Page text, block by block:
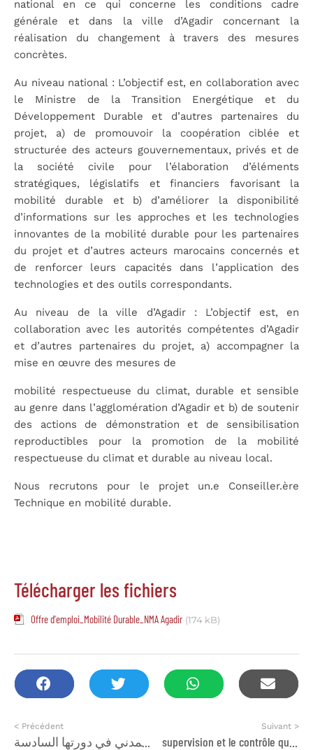
national en ce qui concerne les conditions cadre
générale et dans la ville d’Agadir concernant la
réalisation du changement à travers des mesures
concrètes.
Au niveau national : L’objectif est, en collaboration avec
le Ministre de la Transition Energétique et du
Développement Durable et d’autres partenaires du
projet, a) de promouvoir la coopération ciblée et
structurée des acteurs gouvernementaux, privés et de
la société civile pour l’élaboration d’éléments
stratégiques, législatifs et financiers favorisant la
mobilité durable et b) d’améliorer la disponibilité
d’informations sur les approches et les technologies
innovantes de la mobilité durable pour les partenaires
du projet et d’autres acteurs marocains concernés et
de renforcer leurs capacités dans l’application des
technologies et des outils correspondants.
Au niveau de la ville d’Agadir : L’objectif est, en
collaboration avec les autorités compétentes d’Agadir
et d’autres partenaires du projet, a) accompagner la
mise en œuvre des mesures de
mobilité respectueuse du climat, durable et sensible
au genre dans l’agglomération d’Agadir et b) de soutenir
des actions de démonstration et de sensibilisation
reproductibles pour la promotion de la mobilité
respectueuse du climat et durable au niveau local.
Nous recrutons pour le projet un.e Conseiller.ère
Technique en mobilité durable.
Télécharger les fichiers
Offre d'emploi_Mobilité Durable_NMA Agadir (174 kB)
< Précédent
فتح باب الترشيح لنيل جائزة المجتمع المدني في دورتها السادسة
Suivant >